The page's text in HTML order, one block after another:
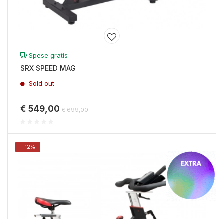
Spese gratis
SRX SPEED MAG
Sold out
€ 549,00 € 699,00
- 12%